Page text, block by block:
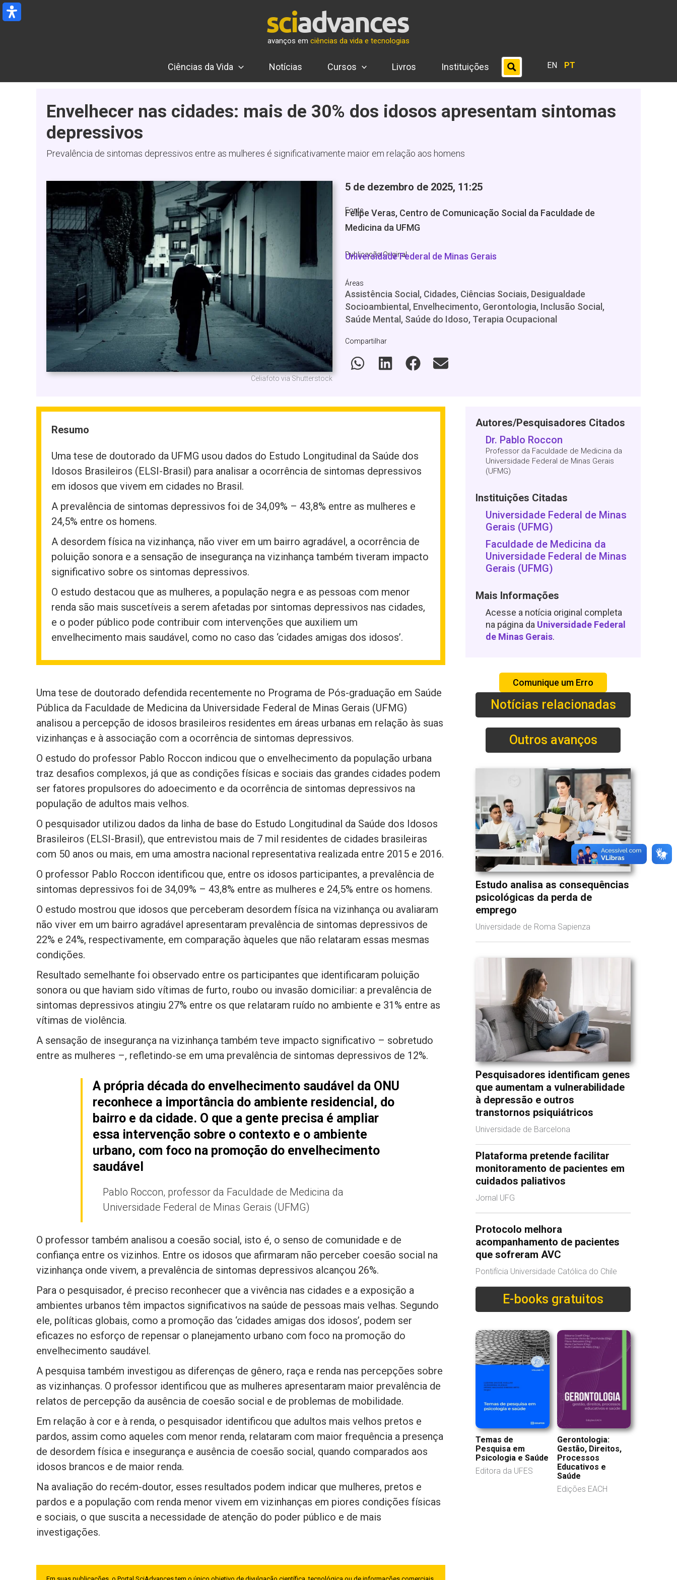
Ir
para
avanços em ciências da vida e tecnologias
Ciências da Vida Notícias Cursos Livros Instituições EN PT
Envelhecer nas cidades: mais de 30% dos idosos apresentam sintomas
depressivos
Prevalência de sintomas depressivos entre as mulheres é significativamente maior em relação aos homens
Celiafoto via Shutterstock
5 de dezembro de 2025, 11:25
Fonte
Felipe Veras, Centro de Comunicação Social da Faculdade de
Medicina da UFMG
Publicação Original
Universidade Federal de Minas Gerais
Áreas
Assistência Social, Cidades, Ciências Sociais, Desigualdade
Socioambiental, Envelhecimento, Gerontologia, Inclusão Social,
Saúde Mental, Saúde do Idoso, Terapia Ocupacional
Compartilhar
Resumo
Uma tese de doutorado da UFMG usou dados do Estudo Longitudinal da Saúde dos
Idosos Brasileiros (ELSI-Brasil) para analisar a ocorrência de sintomas depressivos
em idosos que vivem em cidades no Brasil.
A prevalência de sintomas depressivos foi de 34,09% – 43,8% entre as mulheres e
24,5% entre os homens.
A desordem física na vizinhança, não viver em um bairro agradável, a ocorrência de
poluição sonora e a sensação de insegurança na vizinhança também tiveram impacto
significativo sobre os sintomas depressivos.
O estudo destacou que as mulheres, a população negra e as pessoas com menor
renda são mais suscetíveis a serem afetadas por sintomas depressivos nas cidades,
e o poder público pode contribuir com intervenções que auxiliem um
envelhecimento mais saudável, como no caso das ‘cidades amigas dos idosos’.
Uma tese de doutorado defendida recentemente no Programa de Pós-graduação em Saúde
Pública da Faculdade de Medicina da Universidade Federal de Minas Gerais (UFMG)
analisou a percepção de idosos brasileiros residentes em áreas urbanas em relação às suas
vizinhanças e à associação com a ocorrência de sintomas depressivos.
O estudo do professor Pablo Roccon indicou que o envelhecimento da população urbana
traz desafios complexos, já que as condições físicas e sociais das grandes cidades podem
ser fatores propulsores do adoecimento e da ocorrência de sintomas depressivos na
população de adultos mais velhos.
O pesquisador utilizou dados da linha de base do Estudo Longitudinal da Saúde dos Idosos
Brasileiros (ELSI-Brasil), que entrevistou mais de 7 mil residentes de cidades brasileiras
com 50 anos ou mais, em uma amostra nacional representativa realizada entre 2015 e 2016.
O professor Pablo Roccon identificou que, entre os idosos participantes, a prevalência de
sintomas depressivos foi de 34,09% – 43,8% entre as mulheres e 24,5% entre os homens.
O estudo mostrou que idosos que perceberam desordem física na vizinhança ou avaliaram
não viver em um bairro agradável apresentaram prevalência de sintomas depressivos de
22% e 24%, respectivamente, em comparação àqueles que não relataram essas mesmas
condições.
Resultado semelhante foi observado entre os participantes que identificaram poluição
sonora ou que haviam sido vítimas de furto, roubo ou invasão domiciliar: a prevalência de
sintomas depressivos atingiu 27% entre os que relataram ruído no ambiente e 31% entre as
vítimas de violência.
A sensação de insegurança na vizinhança também teve impacto significativo – sobretudo
entre as mulheres –, refletindo-se em uma prevalência de sintomas depressivos de 12%.
A própria década do envelhecimento saudável da ONU
reconhece a importância do ambiente residencial, do
bairro e da cidade. O que a gente precisa é ampliar
essa intervenção sobre o contexto e o ambiente
urbano, com foco na promoção do envelhecimento
saudável
Pablo Roccon, professor da Faculdade de Medicina da
Universidade Federal de Minas Gerais (UFMG)
O professor também analisou a coesão social, isto é, o senso de comunidade e de
confiança entre os vizinhos. Entre os idosos que afirmaram não perceber coesão social na
vizinhança onde vivem, a prevalência de sintomas depressivos alcançou 26%.
Para o pesquisador, é preciso reconhecer que a vivência nas cidades e a exposição a
ambientes urbanos têm impactos significativos na saúde de pessoas mais velhas. Segundo
ele, políticas globais, como a promoção das ‘cidades amigas dos idosos’, podem ser
eficazes no esforço de repensar o planejamento urbano com foco na promoção do
envelhecimento saudável.
A pesquisa também investigou as diferenças de gênero, raça e renda nas percepções sobre
as vizinhanças. O professor identificou que as mulheres apresentaram maior prevalência de
relatos de percepção da ausência de coesão social e de problemas de mobilidade.
Em relação à cor e à renda, o pesquisador identificou que adultos mais velhos pretos e
pardos, assim como aqueles com menor renda, relataram com maior frequência a presença
de desordem física e insegurança e ausência de coesão social, quando comparados aos
idosos brancos e de maior renda.
Na avaliação do recém-doutor, esses resultados podem indicar que mulheres, pretos e
pardos e a população com renda menor vivem em vizinhanças em piores condições físicas
e sociais, o que suscita a necessidade de atenção do poder público e de mais
investigações.
Autores/Pesquisadores Citados
Dr. Pablo Roccon
Professor da Faculdade de Medicina da
Universidade Federal de Minas Gerais
(UFMG)
Instituições Citadas
Universidade Federal de Minas
Gerais (UFMG)
Faculdade de Medicina da
Universidade Federal de Minas
Gerais (UFMG)
Mais Informações
Acesse a notícia original completa
na página da Universidade Federal
de Minas Gerais.
Comunique um Erro
Notícias relacionadas
Outros avanços
Estudo analisa as consequências
psicológicas da perda de
emprego
Universidade de Roma Sapienza
Pesquisadores identificam genes
que aumentam a vulnerabilidade
à depressão e outros
transtornos psiquiátricos
Universidade de Barcelona
Plataforma pretende facilitar
monitoramento de pacientes em
cuidados paliativos
Jornal UFG
Protocolo melhora
acompanhamento de pacientes
que sofreram AVC
Pontifícia Universidade Católica do Chile
E-books gratuitos
Temas de
Pesquisa em
Psicologia e Saúde
Editora da UFES
Gerontologia:
Gestão, Direitos,
Processos
Educativos e
Saúde
Edições EACH